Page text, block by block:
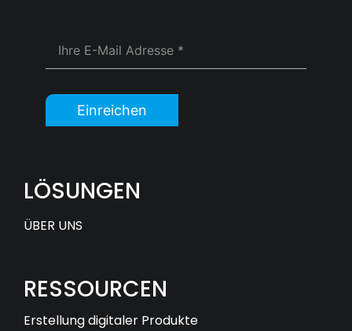
Einreichen
LÖSUNGEN
ÜBER UNS
RESSOURCEN
Erstellung digitaler Produkte